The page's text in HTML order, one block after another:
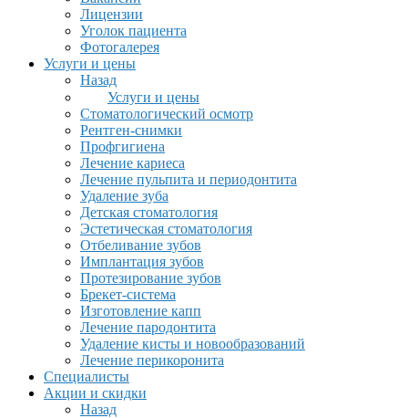
Лицензии
Уголок пациента
Фотогалерея
Услуги и цены
Назад
Услуги и цены
Стоматологический осмотр
Рентген-снимки
Профгигиена
Лечение кариеса
Лечение пульпита и периодонтита
Удаление зуба
Детская стоматология
Эстетическая стоматология
Отбеливание зубов
Имплантация зубов
Протезирование зубов
Брекет-система
Изготовление капп
Лечение пародонтита
Удаление кисты и новообразований
Лечение перикоронита
Специалисты
Акции и скидки
Назад